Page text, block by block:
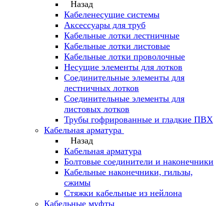
Назад
Кабеленесущие системы
Аксессуары для труб
Кабельные лотки лестничные
Кабельные лотки листовые
Кабельные лотки проволочные
Несущие элементы для лотков
Соединительные элементы для
лестничных лотков
Соединительные элементы для
листовых лотков
Трубы гофрированные и гладкие ПВХ
Кабельная арматура
Назад
Кабельная арматура
Болтовые соединители и наконечники
Кабельные наконечники, гильзы,
сжимы
Стяжки кабельные из нейлона
Кабельные муфты